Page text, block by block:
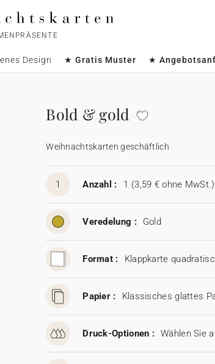
Design ★ Gratis Muster ★
Bold & gold
Weihnachtskarten geschäftlich
1 Anzahl : 1 (3,59 € ohne MwSt.)
Veredelung : Gold
Format : Klappkarte
Papier : Klassisches glattes
Druck-Optionen : Wählen Sie